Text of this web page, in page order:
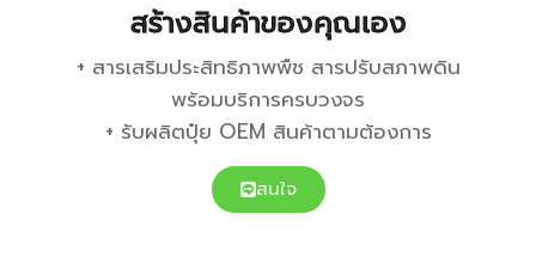
สร้างสินค้าของคุณเอง
+ สารเสริมประสิทธิภาพพืช สารปรับสภาพดิน
พร้อมบริการครบวงจร
+ รับผลิตปุ๋ย OEM สินค้าตามต้องการ
สนใจ